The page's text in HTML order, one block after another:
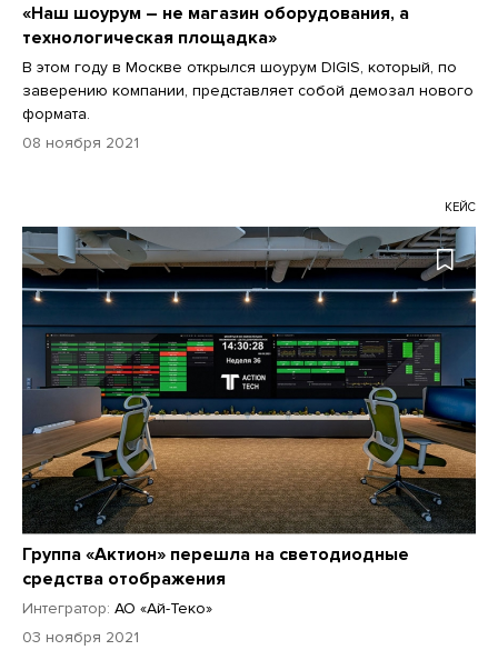
«Наш шоурум – не магазин оборудования, а
технологическая площадка»
В этом году в Москве открылся шоурум DIGIS, который, по
заверению компании, представляет собой демозал нового
формата.
08 ноября 2021
КЕЙС
Группа «Актион» перешла на светодиодные
средства отображения
Интегратор: АО «Ай-Теко»
03 ноября 2021